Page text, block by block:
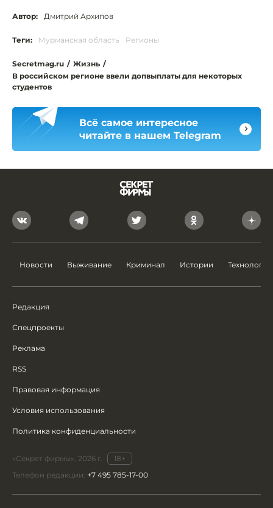
Автор: Дмитрий Архипов
Теги: Мурманская область Регионы
Secretmag.ru / Жизнь /
В российском регионе ввели допвыплаты для некоторых
студентов
Всё самое интересное
читайте в нашем Telegram
Новости Выживание Криминал Истории Технологии
Редакция
Спецпроекты
Реклама
RSS
Правовая информация
Условия использования
Политика конфиденциальности
«Секрет фирмы», 2026 г.
18+
Телефон редакции: +7 495 785-17-00